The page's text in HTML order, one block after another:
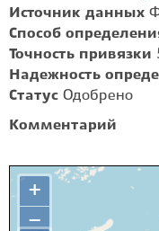
Источник данных
Способ
Точность привязки
Надежность
Статус Одобрено
Комментарий
+
−